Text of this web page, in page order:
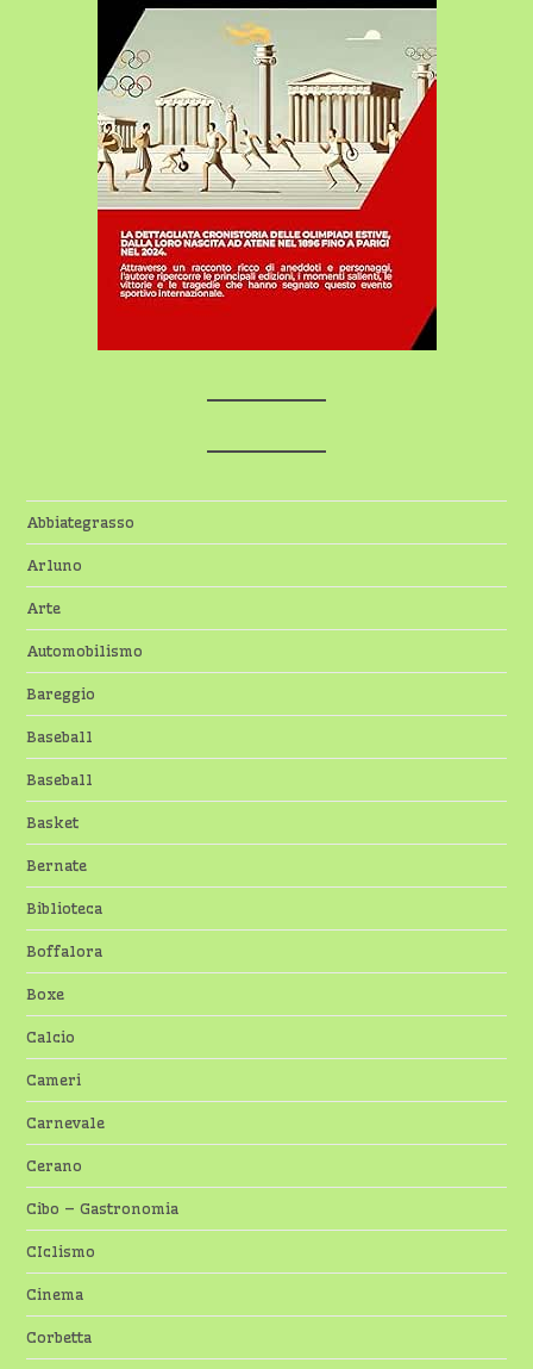
Abbiategrasso
Arluno
Arte
Automobilismo
Bareggio
Baseball
Baseball
Basket
Bernate
Biblioteca
Boffalora
Boxe
Calcio
Cameri
Carnevale
Cerano
Cibo – Gastronomia
CIclismo
Cinema
Corbetta